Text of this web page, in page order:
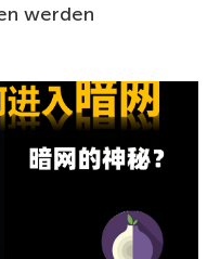
werden